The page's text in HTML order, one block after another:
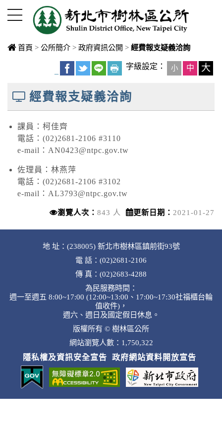
進入內容區塊
首頁 > 公所簡介 > 政府資訊公開 > 經費報支疑義洽詢
字級設定： 小 中 大
經費報支疑義洽詢
課員：柯佳齊
電話：(02)2681-2106 #3110
e-mail：AN0423@ntpc.gov.tw
佐理員：林燕萍
電話：(02)2681-2106 #3102
e-mail：AL3793@ntpc.gov.tw
瀏覽人次： 843 人 更新日期： 2021-01-27
地 址：(238005) 新北市樹林區鎮前街93號
電 話：(02)2681-2106
傳 真：(02)2683-4288
為民服務時間：
週一至週五 8:00~17:00 (12:00~13:00、17:00~17:30社福櫃台輪
值收件)，
週六、週日及國定假日休息。
版權所有 © 樹林區公所
網站瀏覽人數：1,750,322
隱私權及資訊安全宣告
政府網站資料開放宣告